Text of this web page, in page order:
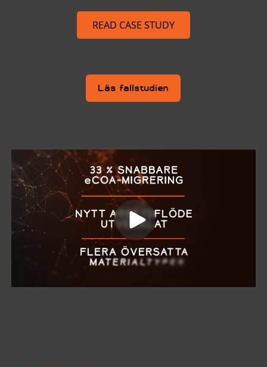
READ CASE STUDY
Läs fallstudien